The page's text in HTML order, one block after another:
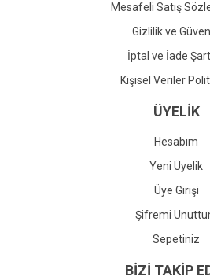
Mesafeli Satış
Gizlilik ve
İptal ve İade
Kişisel Veriler
ÜYELİK
Hesabım
Yeni Üyelik
Üye Girişi
Şifremi
Sepetiniz
BİZİ TAKİP